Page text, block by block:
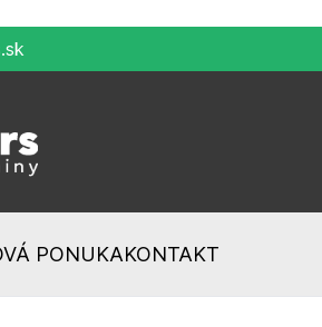
PONUKAKONTAKT